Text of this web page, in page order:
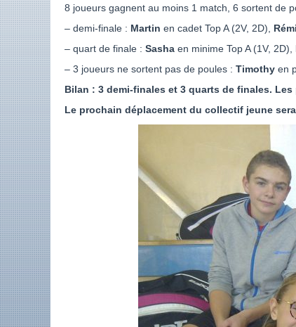
8 joueurs gagnent au moins 1 match, 6 sortent de
– demi-finale : Martin en cadet Top A (2V, 2D), Rémi
– quart de finale : Sasha en minime Top A (1V, 2D),
– 3 joueurs ne sortent pas de poules : Timothy en
Bilan : 3 demi-finales et 3 quarts de finales.
Le prochain déplacement du collectif jeune